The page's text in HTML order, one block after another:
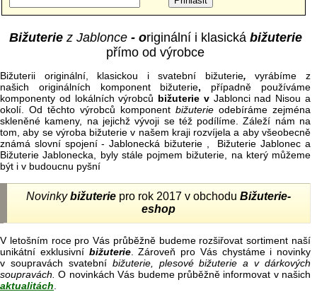
Bižuteriez Jablonce - originální i klasická bižuterie
přímo od výrobce
Bižuterii originální, klasickou i svatební bižuterie, vyrábíme z
našich originálních komponent bižuterie, případně používáme
komponenty od lokálních výrobců bižuterie vJablonci nad Nisou a
okolí. Od těchto výrobců komponentbižuterieodebíráme zejména
skleněné kameny, na jejichž vývoji se též podílíme. Záleží nám na
tom, aby se výroba bižuterie v našem kraji rozvíjela a aby všeobecně
známá slovní spojení - Jablonecká bižuterie , Bižuterie Jablonec a
Bižuterie Jablonecka, byly stále pojmem bižuterie, na který můžeme
být i v budoucnu pyšní
Novinkybižuterie pro rok 2017 v obchoduBižuterie-
eshop
V letošním roce pro Vás průběžně budeme rozšiřovat sortiment naší
unikátní exklusivní bižuterie. Zároveň pro Vás chystáme i novinky
v soupravách svatební bižuterie, plesové bižuterie a v dárkových
soupravách. O novinkách Vás budeme průběžně informovat v našich
aktualitách